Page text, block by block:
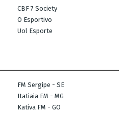
CBF 7 Society
O Esportivo
Uol Esporte
FM Sergipe - SE
Itatiaia FM - MG
Kativa FM - GO